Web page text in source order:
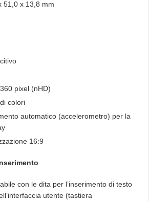
51,0 x 13,8 mm
pixel (nHD)
colori
automatico (accelerometro) per la
16:9
con le dita per l’inserimento di testo
utente (tastiera